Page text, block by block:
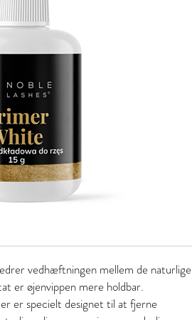
vedhæftningen mellem de naturlige
er øjenvippen mere holdbar.
er specielt designet til at fjerne